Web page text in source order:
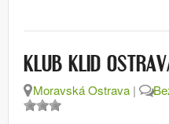
KLUB KLID
Moravská Ostrava |